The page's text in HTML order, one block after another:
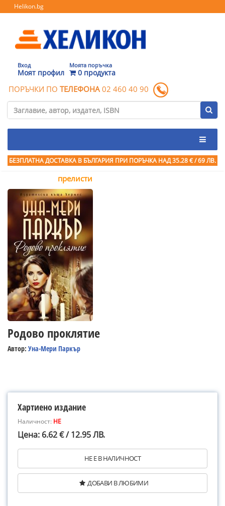
Helikon.bg
Вход
Моят профил
Моята поръчка
0 продукта
ПОРЪЧКИ ПО ТЕЛЕФОНА 02 460 40 90
БЕЗПЛАТНА ДОСТАВКА В БЪЛГАРИЯ ПРИ ПОРЪЧКА НАД 35.28 € / 69 ЛВ.
прелисти
Родово проклятие
Автор: Уна-Мери Паркър
Хартиено издание
Наличност: НЕ
Цена: 6.62 € / 12.95 ЛВ.
НЕ Е В НАЛИЧНОСТ
ДОБАВИ В ЛЮБИМИ